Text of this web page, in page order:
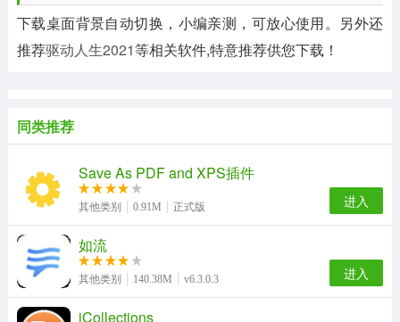
下载桌面背景自动切换，小编亲测，可放心使用。另外还
推荐驱动人生2021等相关软件,特意推荐供您下载！
同类推荐
Save As PDF and XPS插件
其他类别 0.91M 正式版 进入
如流
其他类别 140.38M v6.3.0.3 进入
iCollections